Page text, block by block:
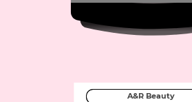
A&R Beauty